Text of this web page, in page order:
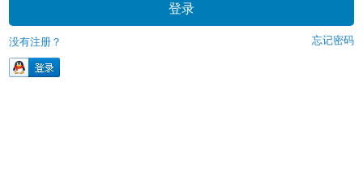
忘记密码
没有注册？